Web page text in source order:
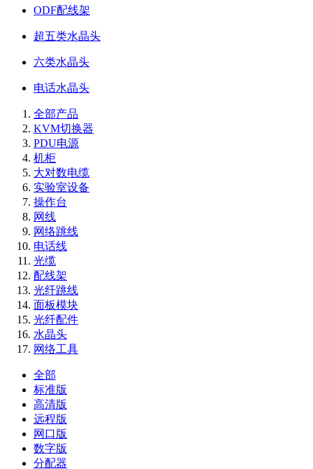
ODF配线架
超五类水晶头
六类水晶头
电话水晶头
全部产品
KVM切换器
PDU电源
机柜
大对数电缆
实验室设备
操作台
网线
网络跳线
电话线
光缆
配线架
光纤跳线
面板模块
光纤配件
水晶头
网络工具
全部
标准版
高清版
远程版
网口版
数字版
分配器